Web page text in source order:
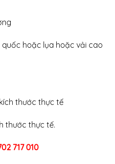
quốc hoặc lụa hoặc vải cao
thước thực tế
thước thực tế.
717 010